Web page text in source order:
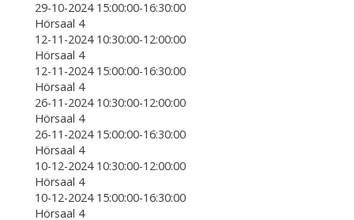
29-10-2024 15:00:00-16:30:00
Hörsaal 4
12-11-2024 10:30:00-12:00:00
Hörsaal 4
12-11-2024 15:00:00-16:30:00
Hörsaal 4
26-11-2024 10:30:00-12:00:00
Hörsaal 4
26-11-2024 15:00:00-16:30:00
Hörsaal 4
10-12-2024 10:30:00-12:00:00
Hörsaal 4
10-12-2024 15:00:00-16:30:00
Hörsaal 4